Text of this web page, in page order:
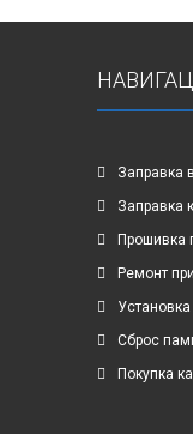
Заправка
Заправка
Прошивка
Ремонт
Сброс
Покупка